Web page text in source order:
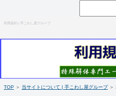
利用規約 | 手こわし屋グループ
ホーム
TOP ＞ 当サイトについて | 手こわし屋グループ ＞